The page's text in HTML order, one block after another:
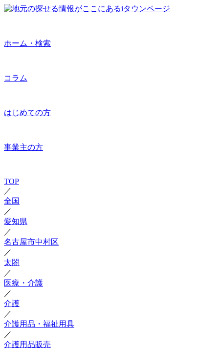
ホーム・検索
コラム
はじめての方
事業主の方
TOP
／
全国
／
愛知県
／
名古屋市中村区
／
太閤
／
医療・介護
／
介護
／
介護用品・福祉用具
／
介護用品販売